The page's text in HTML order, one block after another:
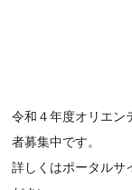
令和４年度オリエン
者募集中です。
詳しくはポータルサ